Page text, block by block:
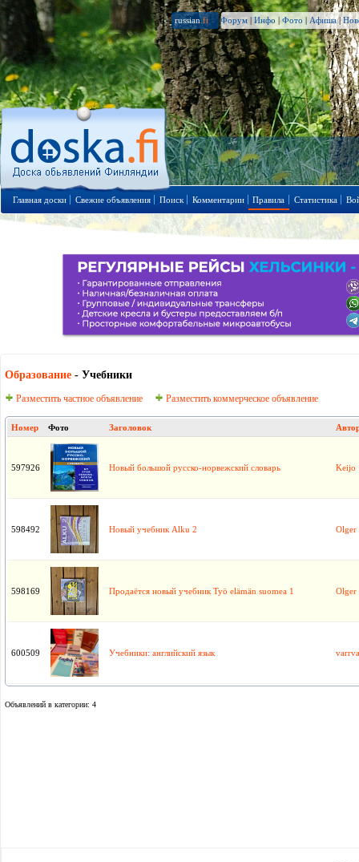
russian.fi Форум | Инфо | Фото | Афиша|
Главная доски Свежие объявления Поиск Комментарии Правила Статистика
Образование - Учебники
Разместить частное объявление Разместить коммерческое объявление
Номер Фото Заголовок
597926 Новый большой русско-норвежский словарь Keijo
598492 Новый учебник Alku 2 Olger
598169 Продаётся новый учебник Työ elämän suomea 1 Olger
600509 Учебники: английский язык
Объявлений в категории: 4